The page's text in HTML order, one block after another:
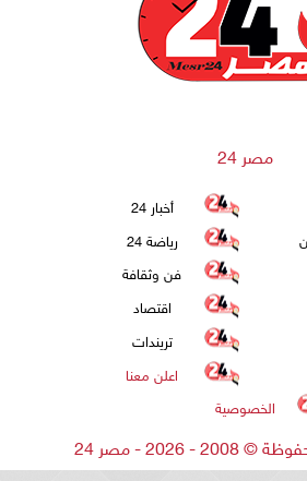
مصر 24
أخبار 24
رياضة 24
فن وثقافة
اقتصاد
تريندات
اعلن معنا
الخصوصية
©